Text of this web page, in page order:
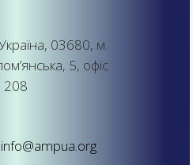
03680, м.
5, офіс
208
info@ampua.org